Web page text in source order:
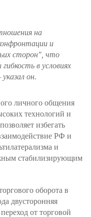
на
и
сторон", что
в условиях
указал он.
личного общения
технологий и
избегать
РФ и
и
стабилизирующим
оборота в
двусторонняя
от торговой